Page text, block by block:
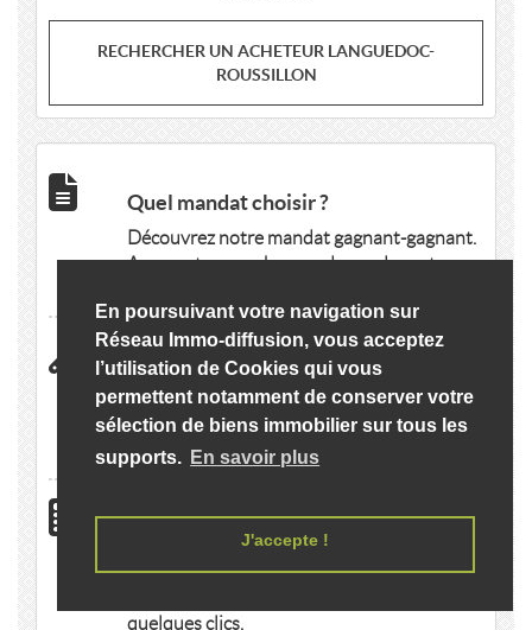
En poursuivant votre navigation sur
Réseau Immo-diffusion, vous acceptez
l’utilisation de Cookies qui vous
permettent notamment de conserver votre
sélection de biens immobilier sur tous les
supports. En savoir plus
J'accepte !
RECHERCHER UN ACHETEUR LANGUEDOC-
ROUSSILLON
Quel mandat choisir ?
Découvrez notre mandat gagnant-gagnant.
Augmentez vos chances de vendre votre
Vous avez des travaux à effectuer ?
Découvrez nos "Partners Vente immobilier
Languedoc-roussillon" et demandez
gratuitement des devis en ligne.
immobilier Languedoc-roussillon
quelques clics.